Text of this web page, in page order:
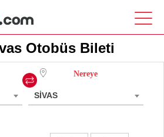
Otobüs Bileti
Nereye
SİVAS